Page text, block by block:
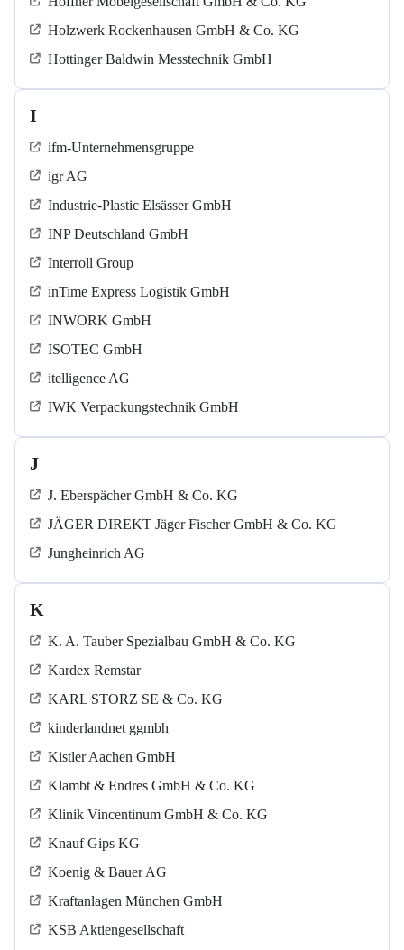
Holzwerk Rockenhausen GmbH & Co. KG
Hottinger Baldwin Messtechnik GmbH
I
ifm-Unternehmensgruppe
igr AG
Industrie-Plastic Elsässer GmbH
INP Deutschland GmbH
Interroll Group
inTime Express Logistik GmbH
INWORK GmbH
ISOTEC GmbH
itelligence AG
IWK Verpackungstechnik GmbH
J
J. Eberspächer GmbH & Co. KG
JÄGER DIREKT Jäger Fischer GmbH & Co. KG
Jungheinrich AG
K
K. A. Tauber Spezialbau GmbH & Co. KG
Kardex Remstar
KARL STORZ SE & Co. KG
kinderlandnet ggmbh
Kistler Aachen GmbH
Klambt & Endres GmbH & Co. KG
Klinik Vincentinum GmbH & Co. KG
Knauf Gips KG
Koenig & Bauer AG
Kraftanlagen München GmbH
KSB Aktiengesellschaft